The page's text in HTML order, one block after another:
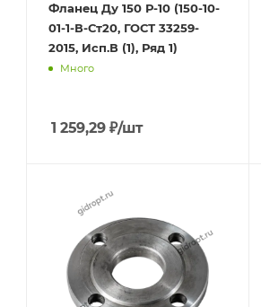
Фланец Ду 150 Р-10 (150-10-
01-1-В-Ст20, ГОСТ 33259-
2015, Исп.В (1), Ряд 1)
Много
1 259,29 ₽/шт